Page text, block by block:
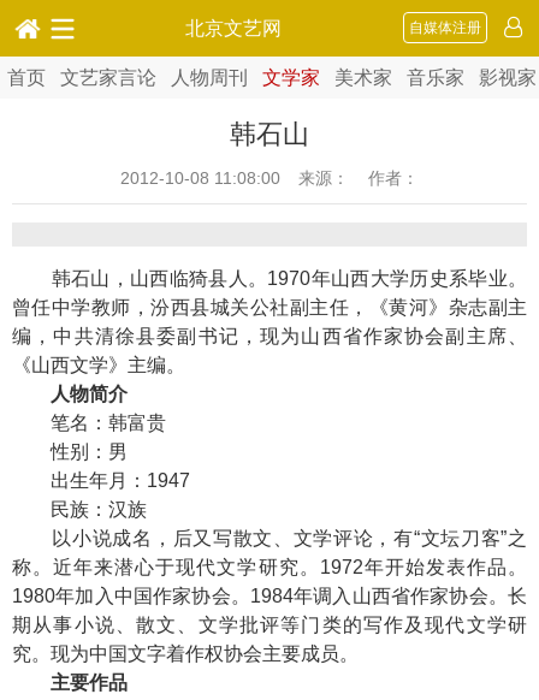
北京文艺网 自媒体注册
首页 文艺家言论 人物周刊 文学家 美术家 音乐家 影视家
韩石山
2012-10-08 11:08:00 来源： 作者：
韩石山，山西临猗县人。1970年山西大学历史系毕业。
曾任中学教师，汾西县城关公社副主任，《黄河》杂志副主
编，中共清徐县委副书记，现为山西省作家协会副主席、
《山西文学》主编。
人物简介
笔名：韩富贵
性别：男
出生年月：1947
民族：汉族
以小说成名，后又写散文、文学评论，有“文坛刀客”之
称。近年来潜心于现代文学研究。1972年开始发表作品。
1980年加入中国作家协会。1984年调入山西省作家协会。长
期从事小说、散文、文学批评等门类的写作及现代文学研
究。现为中国文字着作权协会主要成员。
主要作品